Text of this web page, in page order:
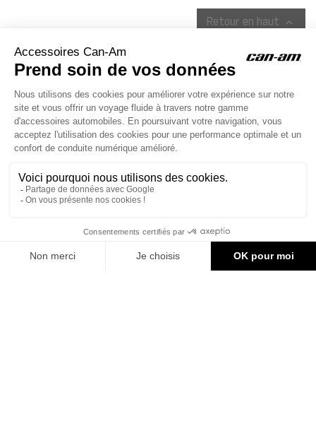
Retour en haut 
ACCESSOIRES CAN-AM
Le site d'accessoires Can-Am vous propose des accessoires d'origine
pour équiper votre véhicule 3 roues (On Road) ou votre véhicule tout
© Groupe Legrand 2025